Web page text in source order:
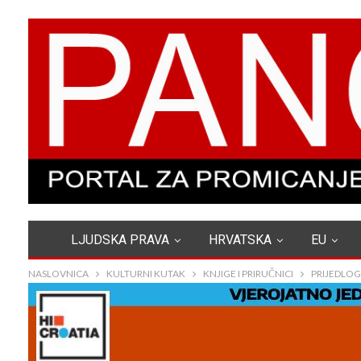
LJUDSKA PRAVA HRVATSKA EU
NASLOVNICA KULTURNI KUTAK KNJIGE I PRIRUČNICI